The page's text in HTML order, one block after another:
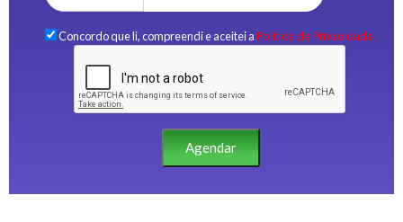
Concordo que li, compreendi e aceitei a Política de Privacidade.
Agendar